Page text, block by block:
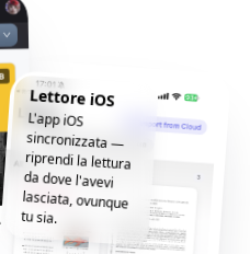
Lettore iOS
L'app iOS
sincronizzata —
riprendi la lettura
da dove l'avevi
lasciata, ovunque
tu sia.